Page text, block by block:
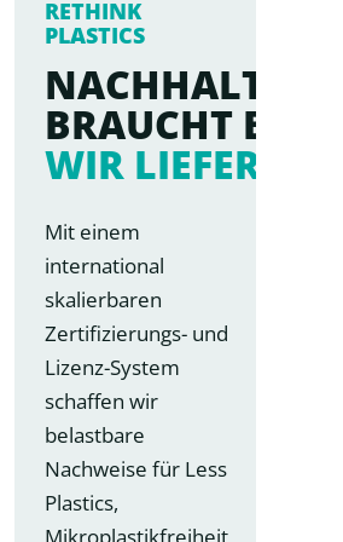
RETHINK
PLASTICS
BRAUCHT
WIR LIEFERN SIE
Mit einem
international
skalierbaren
Zertifizierungs- und
Lizenz-System
schaffen wir
belastbare
Nachweise für Less
Plastics,
Mikroplastikfreiheit,